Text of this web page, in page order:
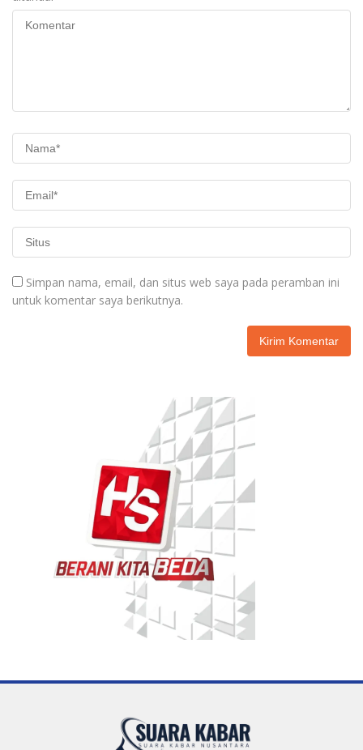
Simpan nama, email, dan situs web saya pada peramban ini
untuk komentar saya berikutnya.